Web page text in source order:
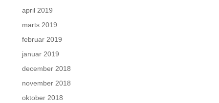
april 2019
marts 2019
februar 2019
januar 2019
december 2018
november 2018
oktober 2018